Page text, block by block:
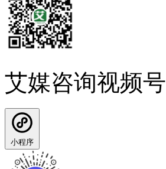
艾媒咨询视频号
小程序